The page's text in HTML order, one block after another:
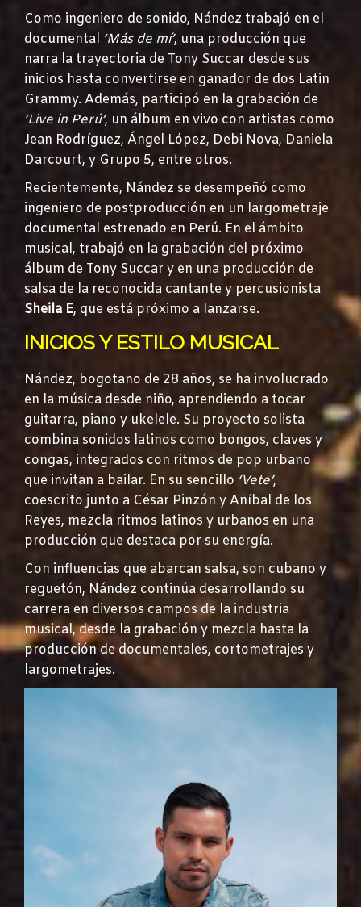
Como ingeniero de sonido, Nández trabajó en el
documental ‘Más de mí’, una producción que
narra la trayectoria de Tony Succar desde sus
inicios hasta convertirse en ganador de dos Latin
Grammy. Además, participó en la grabación de
‘Live in Perú’, un álbum en vivo con artistas como
Jean Rodríguez, Ángel López, Debi Nova, Daniela
Darcourt, y Grupo 5, entre otros.
Recientemente, Nández se desempeñó como
ingeniero de postproducción en un largometraje
documental estrenado en Perú. En el ámbito
musical, trabajó en la grabación del próximo
álbum de Tony Succar y en una producción de
salsa de la reconocida cantante y percusionista
Sheila E, que está próximo a lanzarse.
INICIOS Y ESTILO MUSICAL
Nández, bogotano de 28 años, se ha involucrado
en la música desde niño, aprendiendo a tocar
guitarra, piano y ukelele. Su proyecto solista
combina sonidos latinos como bongos, claves y
congas, integrados con ritmos de pop urbano
que invitan a bailar. En su sencillo ‘Vete’,
coescrito junto a César Pinzón y Aníbal de los
Reyes, mezcla ritmos latinos y urbanos en una
producción que destaca por su energía.
Con influencias que abarcan salsa, son cubano y
reguetón, Nández continúa desarrollando su
carrera en diversos campos de la industria
musical, desde la grabación y mezcla hasta la
producción de documentales, cortometrajes y
largometrajes.